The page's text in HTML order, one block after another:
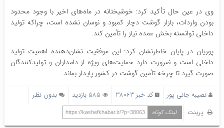
وی در عین حال تأکید کرد: خوشبختانه در ماه‌های اخیر با وجود محدود
بودن واردات، بازار گوشت دچار کمبود و نوسان نشده است، چراکه تولید
داخلی توانسته بخش عمده نیاز را تأمین کند.
پوریان در پایان خاطرنشان کرد: این موفقیت نشان‌دهنده اهمیت تولید
داخلی است و ضرورت دارد حمایت‌های ویژه از دامداران و تولیدکنندگان
صورت گیرد تا چرخه تأمین گوشت در کشور پایدار بماند.
نصیبه جانی پور کد خبر 38063 585 بازدید
بدون نظر
پرینت
لینک کوتاه https://kashefkhabar.ir/?p=38063